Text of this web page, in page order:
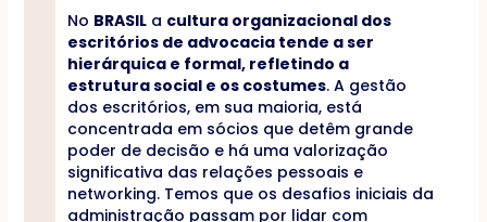
No BRASILa cultura organizacional dos
escritórios de advocacia tende a ser
hierárquica e formal, refletindo a
estrutura social e os costumes. A gestão
dos escritórios, em sua maioria, está
concentrada em sócios que detêm grande
poder de decisão e há uma valorização
significativa das relações pessoais e
networking. Temos que os desafios iniciais da
administração passam por lidar com